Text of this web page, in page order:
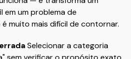
em um problema de
muito mais difícil de contornar.
Selecionar a categoria